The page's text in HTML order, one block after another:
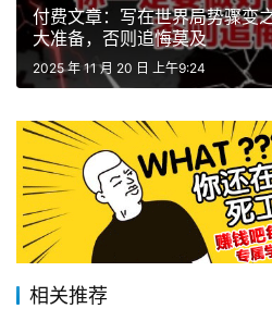
付费文章：写在世界局势骤变
大准备，否则追悔莫及
2025 年 11 月 20 日 上午9:24
相关推荐